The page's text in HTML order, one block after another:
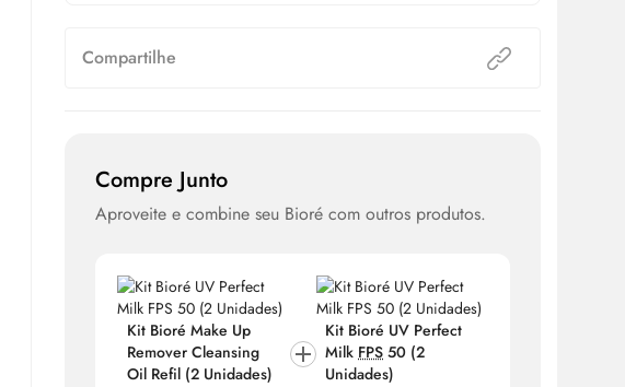
Compartilhe
Compre Junto
Aproveite e combine seu Bioré com outros produtos.
Kit Bioré Make Up
Remover Cleansing
OilRefil (2 Unidades)
Kit Bioré UV Perfect
MilkFPS 50 (2
Unidades)